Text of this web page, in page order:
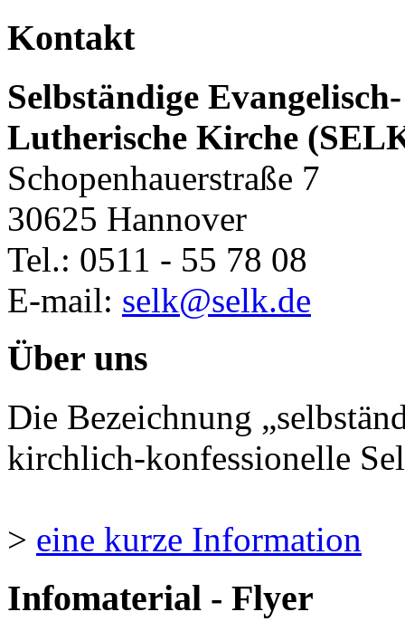
Kontakt
Selbständige Evangelisch-
Lutherische Kirche
Schopenhauerstraße 7
30625 Hannover
Tel.: 0511 - 55 78 08
E-mail: selk@selk.de
Über uns
Die Bezeichnung
kirchlich-konfessionelle
> eine kurze Information
Infomaterial - Flyer